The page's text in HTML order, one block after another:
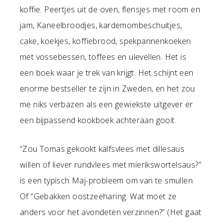
koffie. Peertjes uit de oven, flensjes met room en
jam, Kaneelbroodjes, kardemombeschuitjes,
cake, koekjes, koffiebrood, spekpannenkoeken
met vossebessen, toffees en ulevellen. Het is
een boek waar je trek van krijgt. Het schijnt een
enorme bestseller te zijn in Zweden, en het zou
me niks verbazen als een gewiekste uitgever er
een bijpassend kookboek achteraan gooit.
“Zou Tomas gekookt kalfsvlees met dillesaus
willen of liever rundvlees met mierikswortelsaus?”
is een typisch Maj-probleem om van te smullen.
Of “Gebakken oostzeeharing. Wat moet ze
anders voor het avondeten verzinnen?” (Het gaat